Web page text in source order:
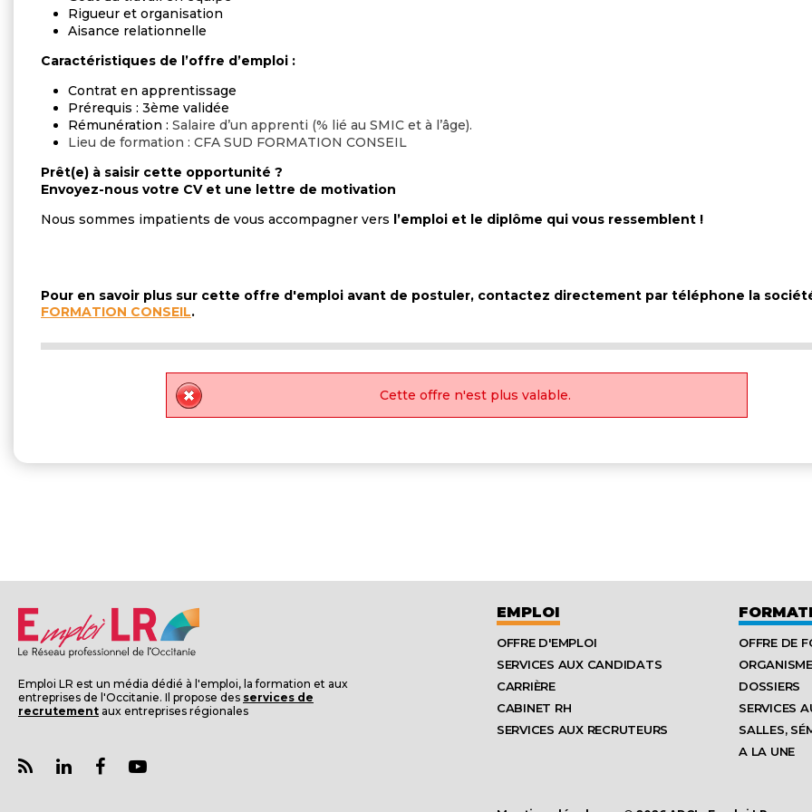
Rigueur et organisation
Aisance relationnelle
Caractéristiques de l’offre d’emploi :
Contrat en apprentissage
Prérequis : 3ème validée
Rémunération : Salaire d’un apprenti (% lié au SMIC et à l’âge).
Lieu de formation : CFA SUD FORMATION CONSEIL
Prêt(e) à saisir cette opportunité ?
Envoyez-nous votre CV et une lettre de motivation
Nous sommes impatients de vous accompagner vers l’emploi et le diplôme qui vous ressemblent !
Pour en savoir plus sur cette offre d'emploi avant de postuler, contactez directement par téléphone la
FORMATION CONSEIL.
Cette offre n'est plus valable.
Emploi LR est un média dédié à l'emploi, la formation et aux
entreprises de l'Occitanie. Il propose des services de
recrutement aux entreprises régionales
EMPLOI
OFFRE D'EMPLOI
SERVICES AUX CANDIDATS
CARRIÈRE
CABINET RH
SERVICES AUX RECRUTEURS
OFFRE DE
DOSSIERS
SERVICES
SALLES,
A LA UNE